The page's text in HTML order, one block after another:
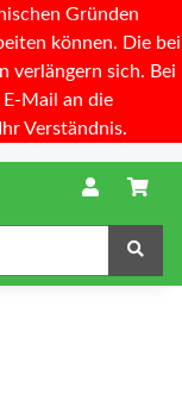
Gründen
können. Die bei
verlängern sich. Bei
E-Mail an die
Verständnis.